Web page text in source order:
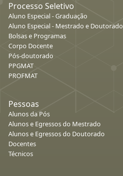
Processo Seletivo
Aluno Especial - Graduação
Aluno Especial - Mestrado e Doutorado
Bolsas e Programas
Corpo Docente
Pós-doutorado
PPGMAT
PROFMAT
Pessoas
Alunos da Pós
Alunos e Egressos do Mestrado
Alunos e Egressos do Doutorado
Docentes
Técnicos